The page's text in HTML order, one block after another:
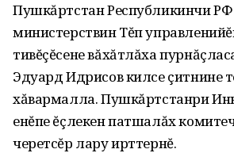
Пушкăртстан Республикинчи РФ
министерствин Тĕп
тивĕçĕсене вăхăтлăха
Эдуард Идрисов килсе çитнине
хăвармалла. Пушкăртстанри
енĕпе ĕçлекен патшалăх
черетсĕр лару ирттернĕ.